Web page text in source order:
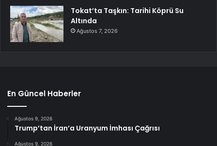
Tokat’ta Taşkın: Tarihi Köprü Su
Altında
Ağustos 7, 2026
En Güncel Haberler
Ağustos 9, 2026
Trump’tan İran’a Uranyum İmhası Çağrısı
Ağustos 9, 2026